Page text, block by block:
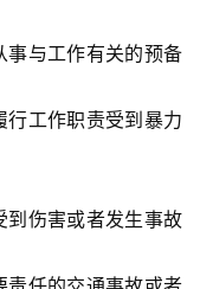
事与工作有关的预备
行工作职责受到暴力
到伤害或者发生事故